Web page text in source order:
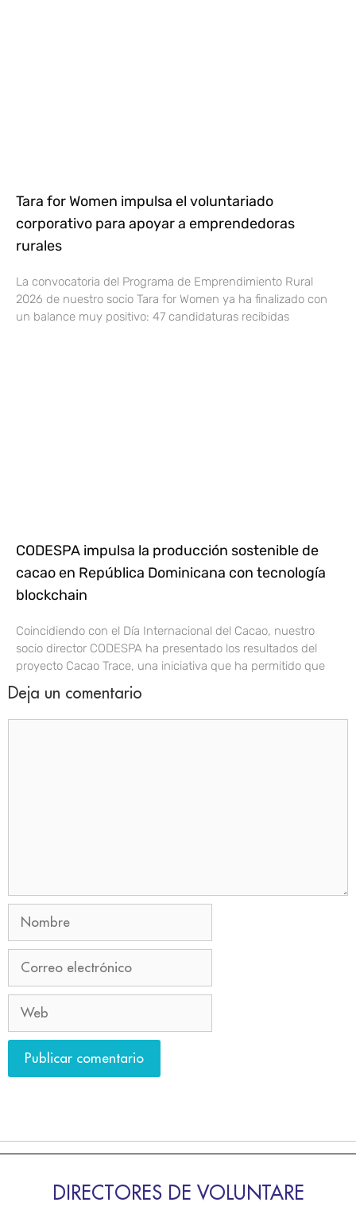
Tara for Women impulsa el voluntariado
corporativo para apoyar a emprendedoras
rurales
La convocatoria del Programa de Emprendimiento Rural
2026 de nuestro socio Tara for Women ya ha finalizado con
un balance muy positivo: 47 candidaturas recibidas
CODESPA impulsa la producción sostenible de
cacao en República Dominicana con tecnología
blockchain
Coincidiendo con el Día Internacional del Cacao, nuestro
socio director CODESPA ha presentado los resultados del
proyecto Cacao Trace, una iniciativa que ha permitido que
Deja un comentario
DIRECTORES DE VOLUNTARE